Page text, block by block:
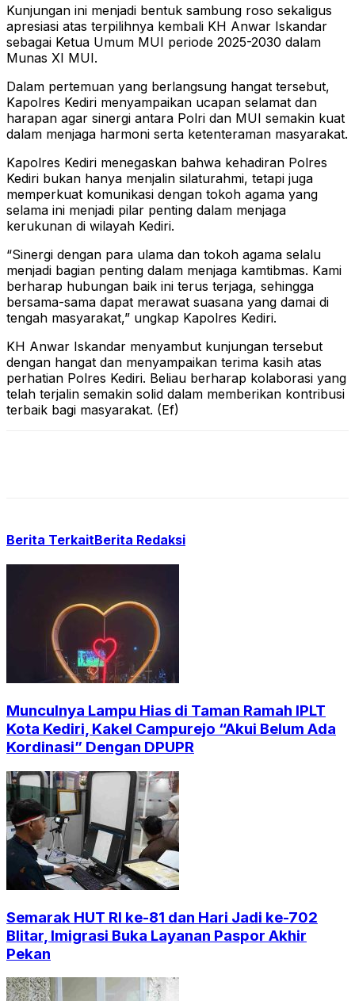
Kunjungan ini menjadi bentuk sambung roso sekaligus
apresiasi atas terpilihnya kembali KH Anwar Iskandar
sebagai Ketua Umum MUI periode 2025-2030 dalam
Munas XI MUI.
Dalam pertemuan yang berlangsung hangat tersebut,
Kapolres Kediri menyampaikan ucapan selamat dan
harapan agar sinergi antara Polri dan MUI semakin kuat
dalam menjaga harmoni serta ketenteraman masyarakat.
Kapolres Kediri menegaskan bahwa kehadiran Polres
Kediri bukan hanya menjalin silaturahmi, tetapi juga
memperkuat komunikasi dengan tokoh agama yang
selama ini menjadi pilar penting dalam menjaga
kerukunan di wilayah Kediri.
“Sinergi dengan para ulama dan tokoh agama selalu
menjadi bagian penting dalam menjaga kamtibmas. Kami
berharap hubungan baik ini terus terjaga, sehingga
bersama-sama dapat merawat suasana yang damai di
tengah masyarakat,” ungkap Kapolres Kediri.
KH Anwar Iskandar menyambut kunjungan tersebut
dengan hangat dan menyampaikan terima kasih atas
perhatian Polres Kediri. Beliau berharap kolaborasi yang
telah terjalin semakin solid dalam memberikan kontribusi
terbaik bagi masyarakat. (Ef)
Berita TerkaitBerita Redaksi
Munculnya Lampu Hias di Taman Ramah IPLT
Kota Kediri, Kakel Campurejo “Akui Belum Ada
Kordinasi” Dengan DPUPR
Semarak HUT RI ke-81 dan Hari Jadi ke-702
Blitar, Imigrasi Buka Layanan Paspor Akhir
Pekan